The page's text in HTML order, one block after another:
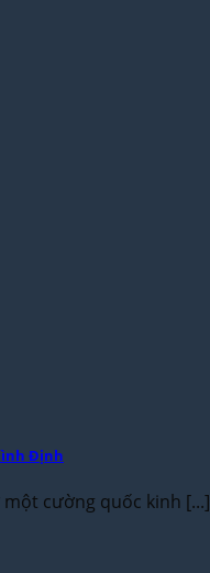
Định
cường quốc kinh [...]